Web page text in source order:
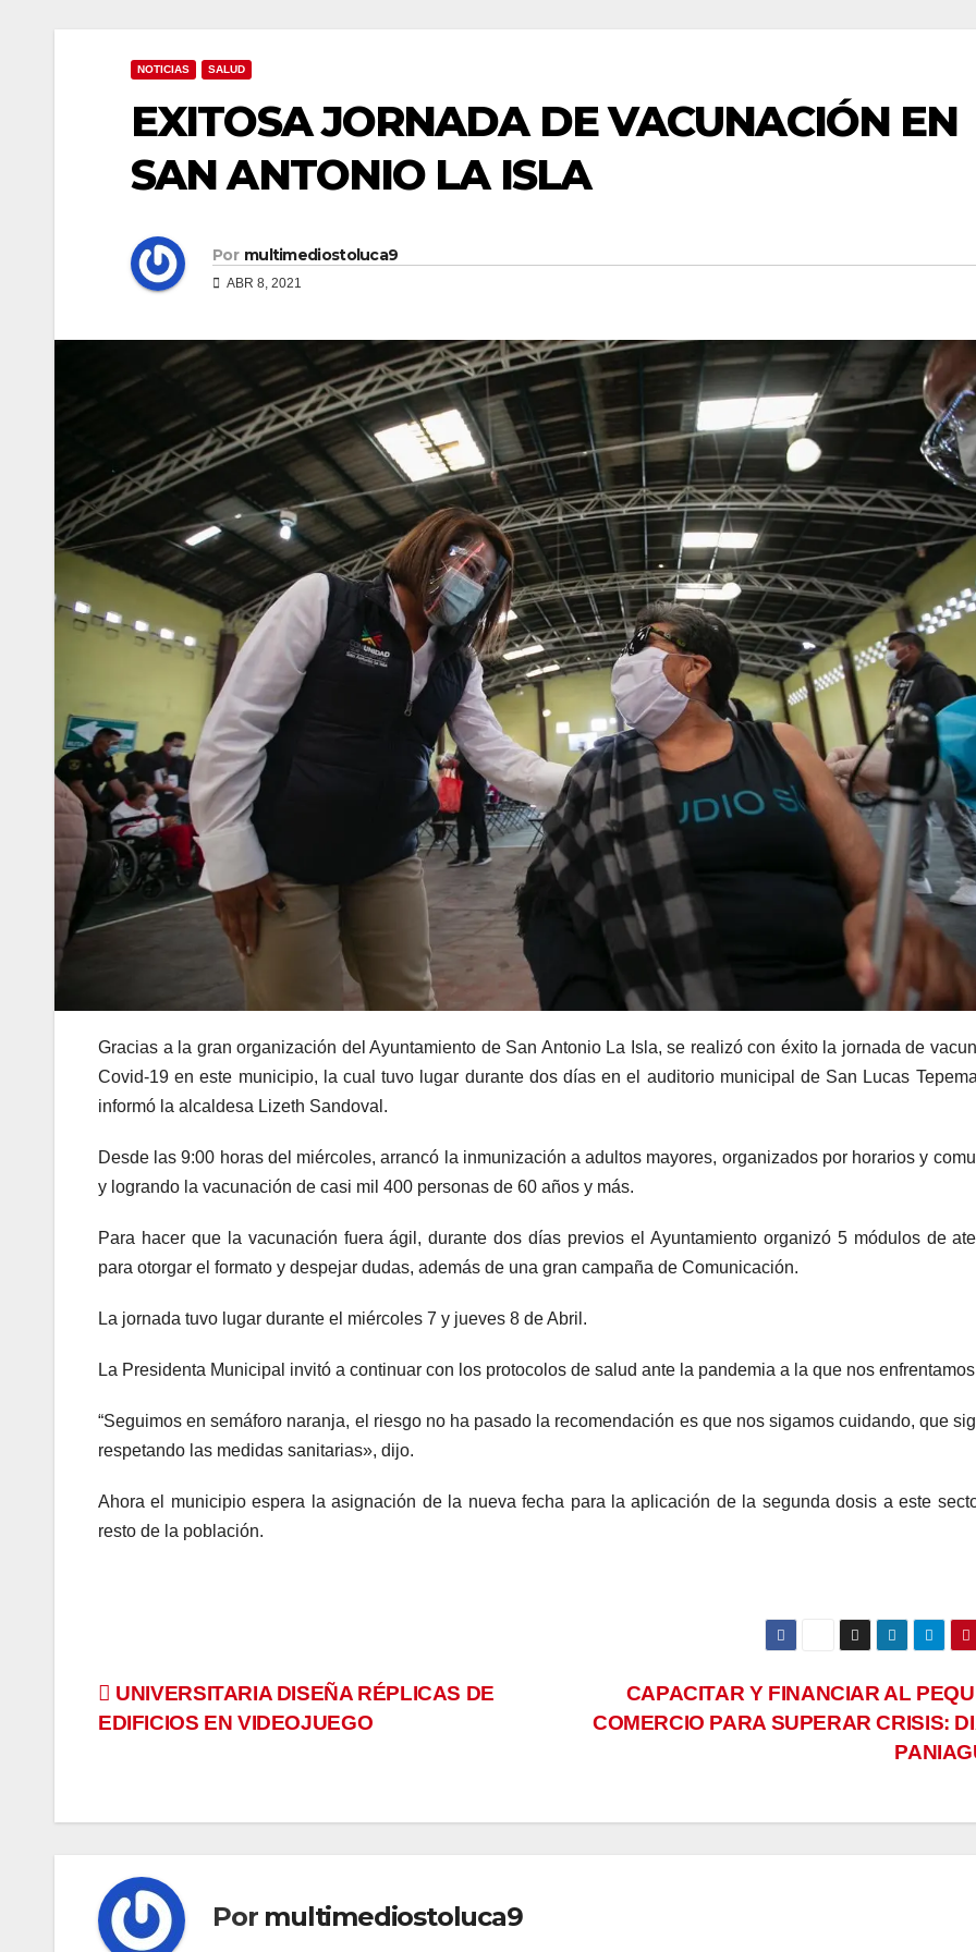
NOTICIAS SALUD
EXITOSA JORNADA DE VACUNACIÓN EN
SAN ANTONIO LA ISLA
Por multimediostoluca9
ABR 8, 2021
Gracias a la gran organización del Ayuntamiento de San Antonio La Isla, se realizó con éxito la jornada de
Covid-19 en este municipio, la cual tuvo lugar durante dos días en el auditorio municipal de San Lucas
informó la alcaldesa Lizeth Sandoval.
Desde las 9:00 horas del miércoles, arrancó la inmunización a adultos mayores, organizados por horarios y
y logrando la vacunación de casi mil 400 personas de 60 años y más.
Para hacer que la vacunación fuera ágil, durante dos días previos el Ayuntamiento organizó 5 módulos de
para otorgar el formato y despejar dudas, además de una gran campaña de Comunicación.
La jornada tuvo lugar durante el miércoles 7 y jueves 8 de Abril.
La Presidenta Municipal invitó a continuar con los protocolos de salud ante la pandemia a la que nos
“Seguimos en semáforo naranja, el riesgo no ha pasado la recomendación es que nos sigamos cuidando, que
respetando las medidas sanitarias», dijo.
Ahora el municipio espera la asignación de la nueva fecha para la aplicación de la segunda dosis a este
resto de la población.
Navegación
CAPACITAR Y FINANCIAR AL
COMERCIO PARA SUPERAR CRISIS:
UNIVERSITARIA DISEÑA RÉPLICAS DE
EDIFICIOS EN VIDEOJUEGO
Por multimediostoluca9